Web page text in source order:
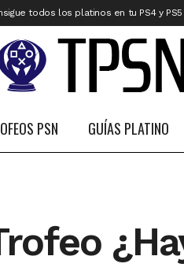
todos los platinos en tu PS4 y PS5
PSN GUÍAS PLATINO